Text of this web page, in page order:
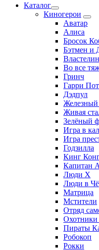
Каталог
Киногерои
Аватар
Алиса
Бросок
Бэтмен и
Во все
Гринч
Гарри
Дэдпул
Железный
Живая
Зелёный
Игра в
Игра
Годзилла
Кинг
Капитан
Люди X
Люди в
Матрица
Мстители
Отряд
Охотники
Пираты
Робокоп
Рокки